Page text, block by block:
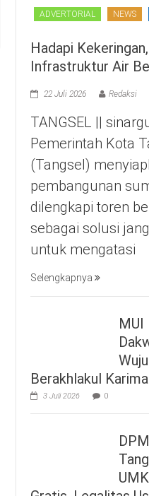
ADVERTORIAL NEWS
Hadapi
Infrastruktur Air
22 Juli 2026 Redaksi
TANGSEL ||
Pemerintah Kota
(Tangsel)
pembangunan
dilengkapi toren
sebagai solusi
untuk mengatasi
Selengkapnya
MUI
Berakhlakul
3 Juli 2026 0